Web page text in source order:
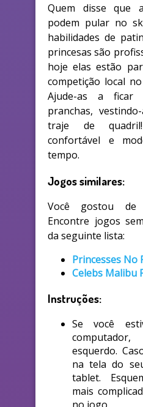
Quem disse que
podem pular no
habilidades de
princesas são
hoje elas estão
competição local
Ajude-as a ficar
pranchas,
traje de
confortável e
tempo.
Jogos similares:
Você gostou de
Encontre jogos
da seguinte lista:
Princesses No
Celebs Malibu
Instruções:
Se você
esquerdo.
na tela do
tablet.
mais